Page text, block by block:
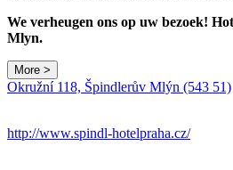
We verheugen ons op uw bezoek!
Mlyn.
More >
Okružní 118, Špindlerův Mlýn (543 51)
http://www.spindl-hotelpraha.cz/